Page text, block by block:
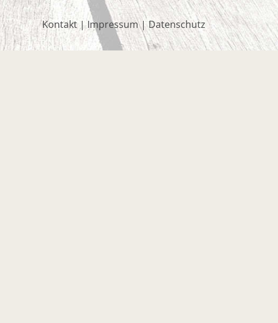
Kontakt |Impressum|Datenschutz